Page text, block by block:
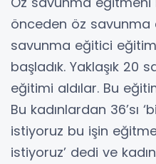
önceden öz savunma
savunma eğitici
başladık. Yaklaşık 20
eğitimi aldılar. Bu
Bu kadınlardan 36’sı
istiyoruz bu işin
istiyoruz’ dedi ve